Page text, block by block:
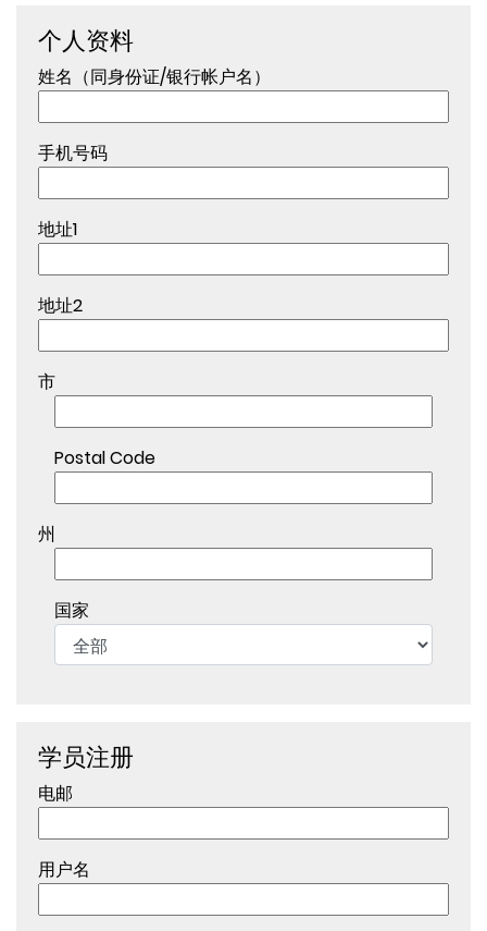
个人资料
姓名（同身份证/银行帐户名）
手机号码
地址1
地址2
市
Postal Code
州
国家
学员注册
电邮
用户名